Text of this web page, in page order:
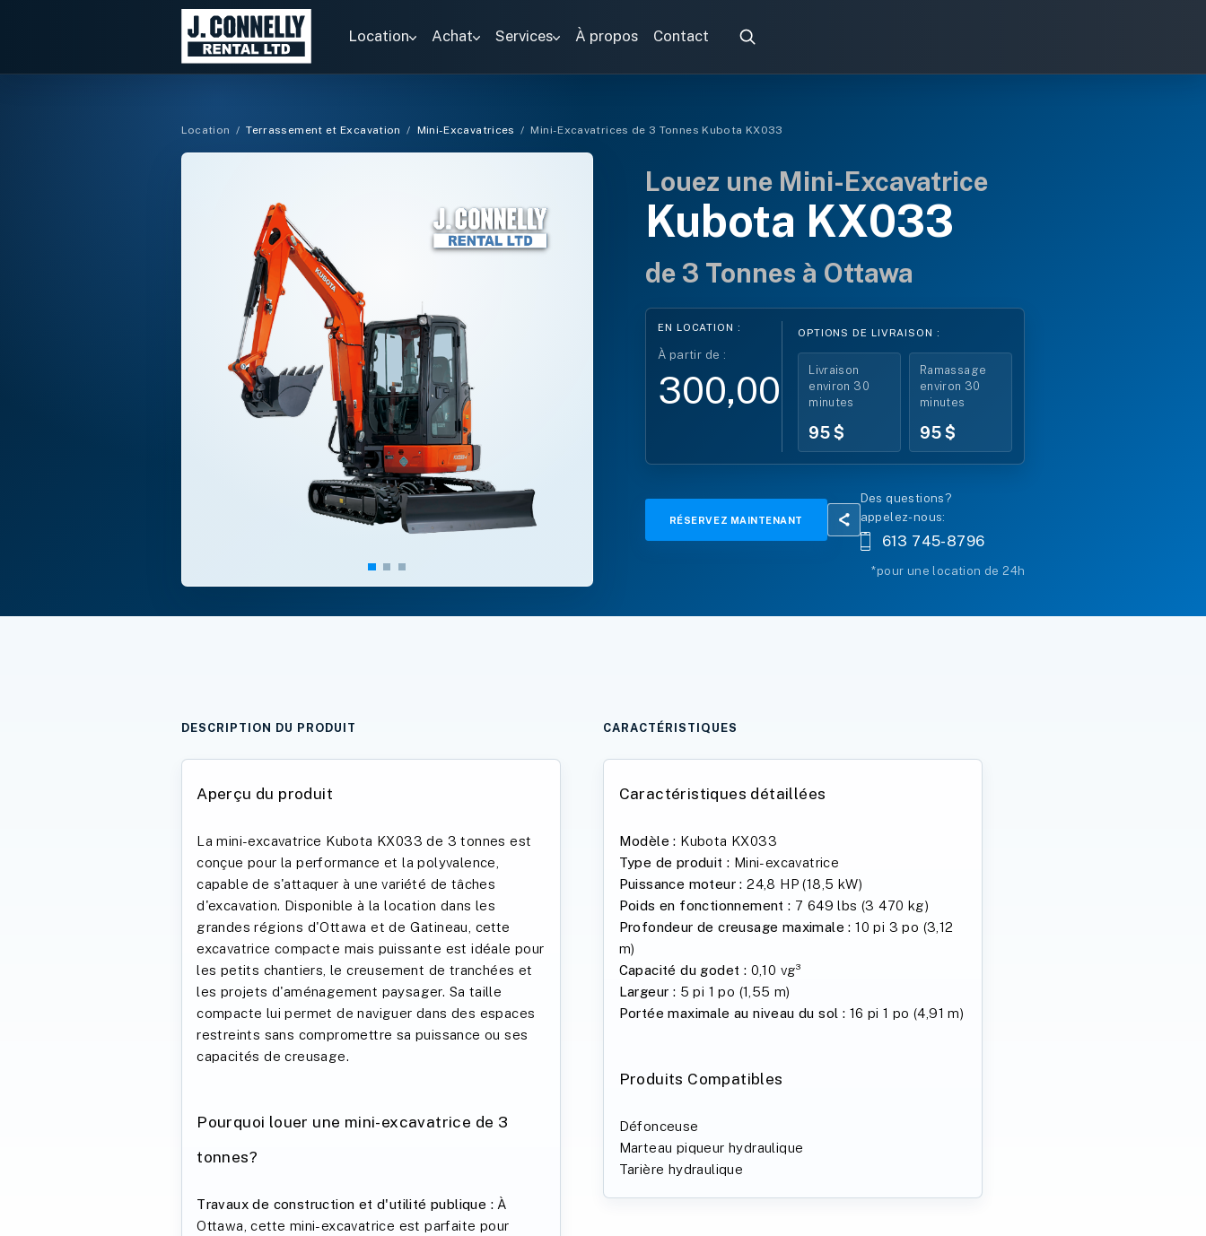
Location Achat Services À propos Contact
Rechercher
des
locations
Location / Terrassement et Excavation / Mini-Excavatrices /Mini-Excavatrices de 3 Tonnes Kubota KX033
Louez une Mini-Excavatrice
Kubota KX033
de 3 Tonnes à Ottawa
EN LOCATION :
À partir de :
300,00 $*
OPTIONS DE LIVRAISON :
Livraison
environ 30
minutes
95 $
Ramassage
environ 30
minutes
95 $
RÉSERVEZ MAINTENANT
Des questions?
appelez-nous:
613 745-8796
*pour une location de 24h
DESCRIPTION DU PRODUIT
Aperçu du produit
La mini-excavatrice Kubota KX033 de 3 tonnes est
conçue pour la performance et la polyvalence,
capable de s'attaquer à une variété de tâches
d'excavation. Disponible à la location dans les
grandes régions d'Ottawa et de Gatineau, cette
excavatrice compacte mais puissante est idéale pour
les petits chantiers, le creusement de tranchées et
les projets d'aménagement paysager. Sa taille
compacte lui permet de naviguer dans des espaces
restreints sans compromettre sa puissance ou ses
capacités de creusage.
Pourquoi louer une mini-excavatrice de 3
tonnes?
Travaux de construction et d'utilité publique : À
Ottawa, cette mini-excavatrice est parfaite pour
CARACTÉRISTIQUES
Caractéristiques détaillées
Modèle : Kubota KX033
Type de produit : Mini-excavatrice
Puissance moteur : 24,8 HP (18,5 kW)
Poids en fonctionnement : 7 649 lbs (3 470 kg)
Profondeur de creusage maximale : 10 pi 3 po (3,12
m)
Capacité du godet : 0,10 vg³
Largeur : 5 pi 1 po (1,55 m)
Portée maximale au niveau du sol : 16 pi 1 po (4,91 m)
Produits Compatibles
Défonceuse
Marteau piqueur hydraulique
Tarière hydraulique